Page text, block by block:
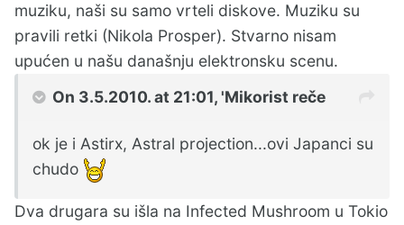
muziku, naši su samo vrteli diskove. Muziku su
pravili retki (Nikola Prosper). Stvarno nisam
upućen u našu današnju elektronsku scenu.
On 3.5.2010. at 21:01, 'Mikorist reče
ok je i Astirx, Astral projection...ovi Japanci su
chudo
Dva drugara su išla na Infected Mushroom u Tokio